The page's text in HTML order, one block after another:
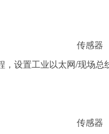
置工业以太网/现场总